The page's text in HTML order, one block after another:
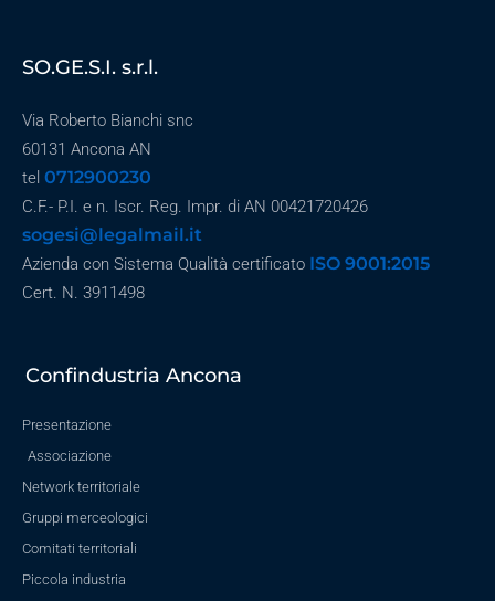
SO.GE.S.I. s.r.l.
Via Roberto Bianchi snc
60131 Ancona AN
tel 0712900230
C.F.- P.I. e n. Iscr. Reg. Impr. di AN 00421720426
sogesi@legalmail.it
Azienda con Sistema Qualità certificato ISO 9001:2015
Cert. N. 3911498
Confindustria Ancona
Presentazione
Associazione
Network territoriale
Gruppi merceologici
Comitati territoriali
Piccola industria